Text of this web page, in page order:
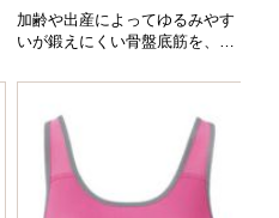
加齢や出産によってゆるみやす
いが鍛えにくい骨盤底筋を、日